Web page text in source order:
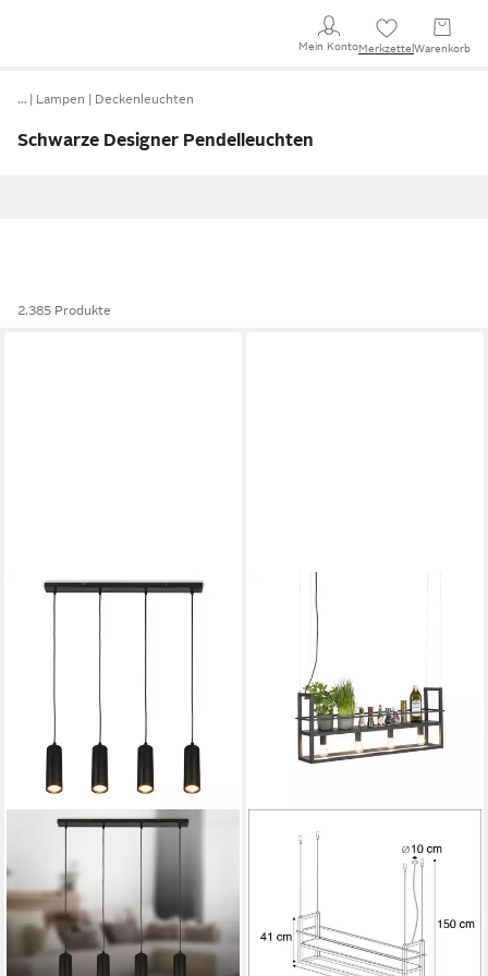
Mein KontoMerkzettel Warenkorb
… Lampen Deckenleuchten
Schwarze Designer Pendelleuchten
2.385 Produkte